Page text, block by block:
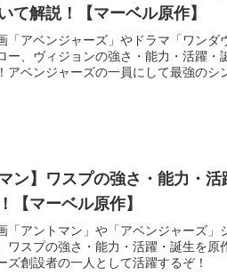
て解説！【マーベル原作】
「アベンジャーズ」やドラマ「ワンダ
ー、ヴィジョンの強さ・能力・活躍・
アベンジャーズの一員にして最強のシ
マン】ワスプの強さ・能力・
【マーベル原作】
「アントマン」や「アベンジャーズ」
ワスプの強さ・能力・活躍・誕生を原
ズ創設者の一人として活躍するぞ！